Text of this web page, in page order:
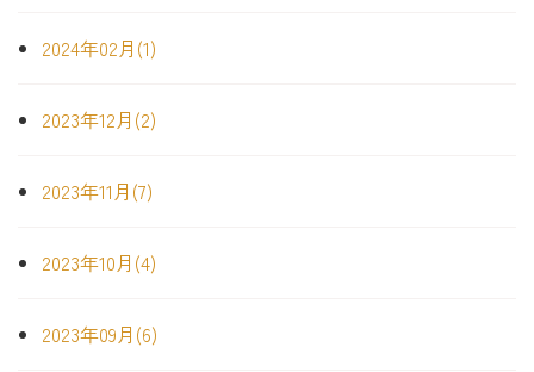
2024年02月(1)
2023年12月(2)
2023年11月(7)
2023年10月(4)
2023年09月(6)